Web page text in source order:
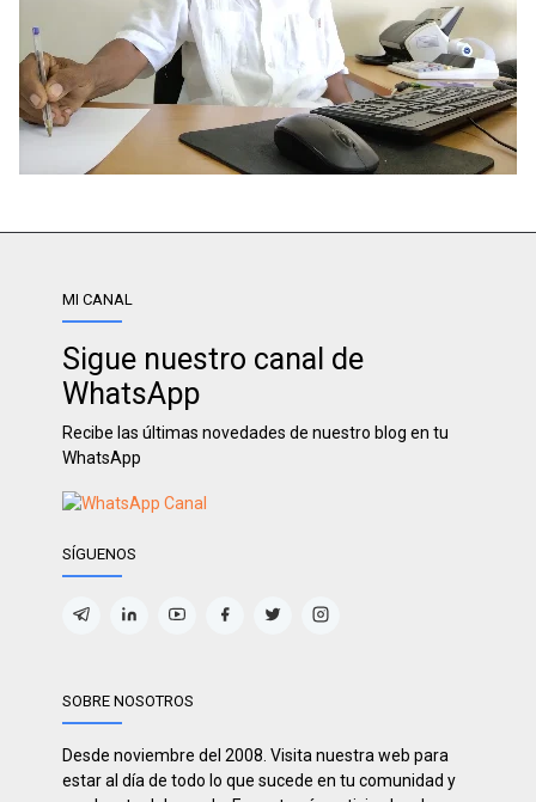
MI CANAL
Sigue nuestro canal de
WhatsApp
Recibe las últimas novedades de nuestro blog en tu
WhatsApp
SÍGUENOS
SOBRE NOSOTROS
Desde noviembre del 2008. Visita nuestra web para
estar al día de todo lo que sucede en tu comunidad y